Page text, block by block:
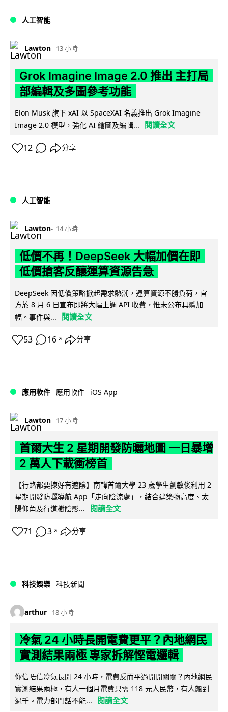
人工智能
Lawton 13 小時
Grok Imagine Image 2.0 推出 主打局
部編輯及多圖參考功能
Elon Musk 旗下 xAI 以 SpaceXAI 名義推出 Grok Imagine
Image 2.0 模型，強化 AI 繪圖及編輯...
閱讀全文
12 分享
人工智能
Lawton 14 小時
低價不再！DeepSeek 大幅加價在即
低價搶客反釀運算資源告急
DeepSeek 因低價策略掀起需求熱潮，運算資源不勝負荷，官
方於 8 月 6 日宣布即將大幅上調 API 收費，惟未公布具體加
幅。事件與...
閱讀全文
53 16 ↗ 分享
應用軟件 應用軟件 iOS App
Lawton 17 小時
首爾大生 2 星期開發防曬地圖 一日暴增
2 萬人下載衝榜首
【行路都要揀好有遮陰】南韓首爾大學 23 歲學生劉敏俊利用 2
星期開發防曬導航 App「走向陰涼處」，結合建築物高度、太
陽仰角及行道樹陰影...
閱讀全文
71 3 ↗ 分享
科技娛樂 科技新聞
arthur 18 小時
冷氣 24 小時長開電費更平？內地網民
實測結果兩極 專家拆解慳電邏輯
你信唔信冷氣長開 24 小時，電費反而平過開開關關？內地網民
實測結果兩極，有人一個月電費只需 118 元人民幣，有人飆到
過千。電力部門話不能...
閱讀全文